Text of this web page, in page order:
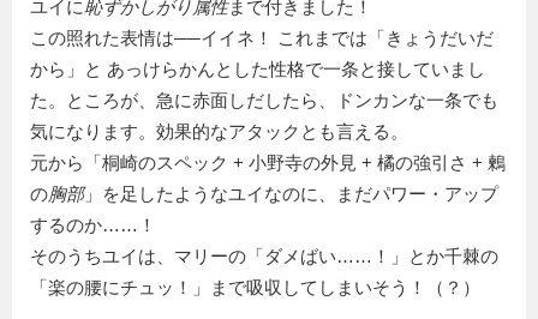
ユイに恥ずかしがり属性まで付きました！
この照れた表情は──イイネ！ これまでは「きょうだいだ
から」と あっけらかんとした性格で一条と接していまし
た。ところが、急に赤面しだしたら、ドンカンな一条でも
気になります。効果的なアタックとも言える。
元から「桐崎のスペック + 小野寺の外見 + 橘の強引さ + 鶫
の胸部」を足したようなユイなのに、まだパワー・アップ
するのか……！
そのうちユイは、マリーの「ダメばい……！」とか千棘の
「楽の腰にチュッ！」まで吸収してしまいそう！（？）